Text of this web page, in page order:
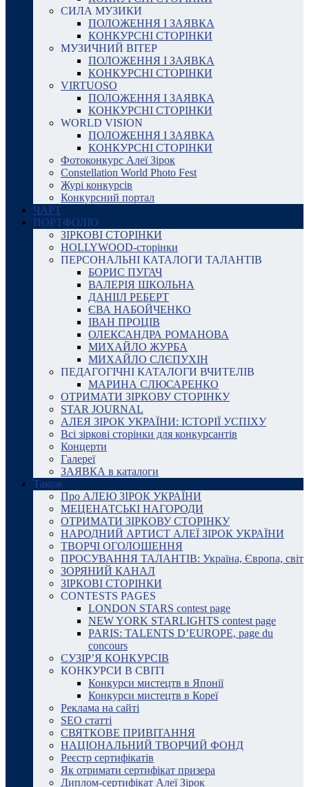
СИЛА МУЗИКИ
ПОЛОЖЕННЯ І ЗАЯВКА
КОНКУРСНІ СТОРІНКИ
МУЗИЧНИЙ ВІТЕР
ПОЛОЖЕННЯ І ЗАЯВКА
КОНКУРСНІ СТОРІНКИ
VIRTUOSO
ПОЛОЖЕННЯ І ЗАЯВКА
КОНКУРСНІ СТОРІНКИ
WORLD VISION
ПОЛОЖЕННЯ І ЗАЯВКА
КОНКУРСНІ СТОРІНКИ
Фотоконкурс Алеї Зірок
Constellation World Photo Fest
Журі конкурсів
Конкурсний портал
ЧАРТ
ПОРТФОЛІО
ЗІРКОВІ СТОРІНКИ
HOLLYWOOD-сторінки
ПЕРСОНАЛЬНІ КАТАЛОГИ ТАЛАНТІВ
БОРИС ПУГАЧ
ВАЛЕРІЯ ШКОЛЬНА
ДАНІІЛ РЕБЕРТ
ЄВА НАБОЙЧЕНКО
ІВАН ПРОЦІВ
ОЛЕКСАНДРА РОМАНОВА
МИХАЙЛО ЖУРБА
МИХАЙЛО СЛЄПУХІН
ПЕДАГОГІЧНІ КАТАЛОГИ ВЧИТЕЛІВ
МАРИНА СЛЮСАРЕНКО
ОТРИМАТИ ЗІРКОВУ СТОРІНКУ
STAR JOURNAL
АЛЕЯ ЗІРОК УКРАЇНИ: ІСТОРІЇ УСПІХУ
Всі зіркові сторінки для конкурсантів
Концерти
Галереї
ЗАЯВКА в каталоги
Також
Про АЛЕЮ ЗІРОК УКРАЇНИ
МЕЦЕНАТСЬКІ НАГОРОДИ
ОТРИМАТИ ЗІРКОВУ СТОРІНКУ
НАРОДНИЙ АРТИСТ АЛЕЇ ЗІРОК УКРАЇНИ
ТВОРЧІ ОГОЛОШЕННЯ
ПРОСУВАННЯ ТАЛАНТІВ: Україна, Європа, світ
ЗОРЯНИЙ КАНАЛ
ЗІРКОВІ СТОРІНКИ
CONTESTS PAGES
LONDON STARS contest page
NEW YORK STARLIGHTS contest page
PARIS: TALENTS D’EUROPE, page du
concours
СУЗІР’Я КОНКУРСІВ
КОНКУРСИ В СВІТІ
Конкурси мистецтв в Японії
Конкурси мистецтв в Кореї
Реклама на сайті
SEO статті
СВЯТКОВЕ ПРИВІТАННЯ
НАЦІОНАЛЬНИЙ ТВОРЧИЙ ФОНД
Реєстр сертифікатів
Як отримати сертифікат призера
Диплом-сертифікат Алеї Зірок